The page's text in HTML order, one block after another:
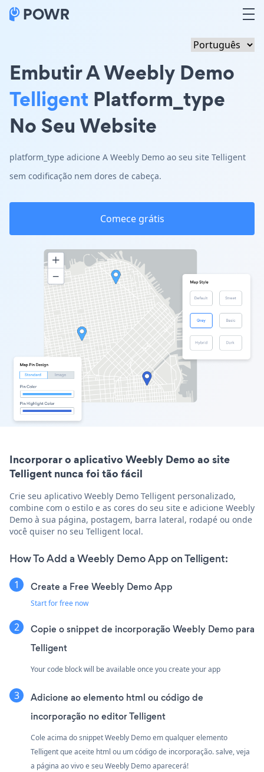
Embutir A Weebly Demo
Telligent Platform_type
No Seu Website
platform_type adicione A Weebly Demo ao seu site Telligent
sem codificação nem dores de cabeça.
Comece grátis
Incorporar o aplicativo Weebly Demo ao site
Telligent nunca foi tão fácil
Crie seu aplicativo Weebly Demo Telligent personalizado,
combine com o estilo e as cores do seu site e adicione Weebly
Demo à sua página, postagem, barra lateral, rodapé ou onde
você quiser no seu Telligent local.
How To Add a Weebly Demo App on Telligent:
Create a Free Weebly Demo App
Start for free now
Copie o snippet de incorporação Weebly Demo para
Telligent
Your code block will be available once you create your app
Adicione ao elemento html ou código de
incorporação no editor Telligent
Cole acima do snippet Weebly Demo em qualquer elemento
Telligent que aceite html ou um código de incorporação. salve, veja
a página ao vivo e seu Weebly Demo aparecerá!